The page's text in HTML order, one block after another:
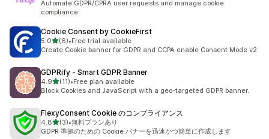
Automate GDPR/CPRA user requests and manage cookie
compliance
Cookie Consent by CookieFirst
5.05つ星中
(6)
合計レビュー数：6件
•Free trial available
Create Cookie banner for GDPR and CCPA enable Consent Mode v2
GDPRify ‑ Smart GDPR Banner
4.95つ星中
(11)
合計レビュー数：11件
•Free plan available
Block Cookies and JavaScript with a geo-targeted GDPR banner.
FlexyConsent Cookie のコンプライアンス
4.85つ星中
(3)
合計レビュー数：3件
•無料プランあり
GDPR 準拠のための Cookie バナーを迅速かつ簡単に作成します